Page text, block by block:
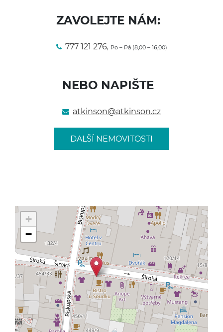
ZAVOLEJTE NÁM:
777 121 276, Po – Pá (8,00 – 16,00)
NEBO NAPIŠTE
atkinson@atkinson.cz
DALŠÍ NEMOVITOSTI
+
−